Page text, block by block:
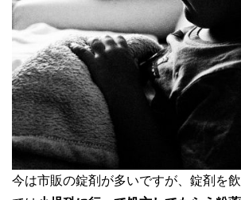
今は市販の錠剤が多いですが、錠剤を